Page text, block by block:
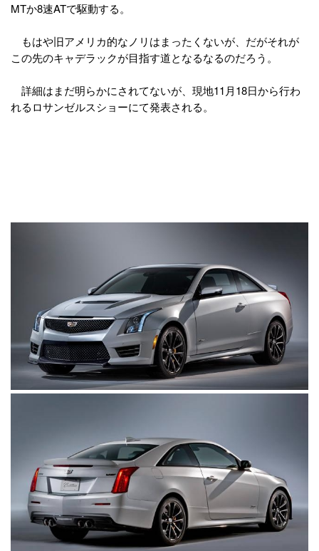
MTか8速ATで駆動する。
もはや旧アメリカ的なノリはまったくないが、だがそれが
この先のキャデラックが目指す道となるなるのだろう。
詳細はまだ明らかにされてないが、現地11月18日から行わ
れるロサンゼルスショーにて発表される。